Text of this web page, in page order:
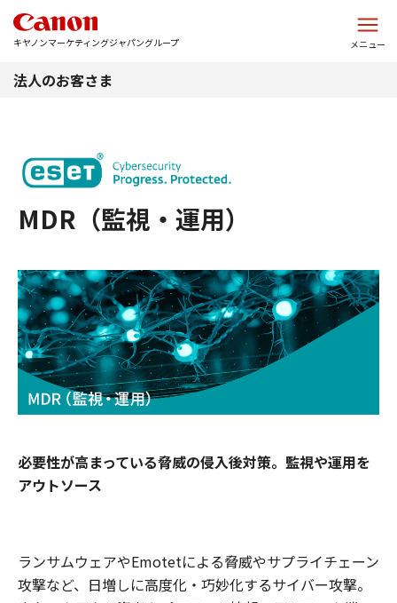
キヤノンマーケティングジャパングループ メニュー
法人のお客さま
MDR（監視・運用）
必要性が高まっている脅威の侵入後対策。監視や運用を
アウトソース
ランサムウェアやEmotetによる脅威やサプライチェーン
攻撃など、日増しに高度化・巧妙化するサイバー攻撃。